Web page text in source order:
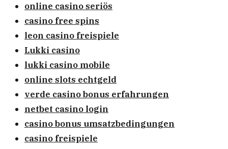
online casino seriös
casino free spins
leon casino freispiele
Lukki casino
lukki casino mobile
online slots echtgeld
verde casino bonus erfahrungen
netbet casino login
casino bonus umsatzbedingungen
casino freispiele